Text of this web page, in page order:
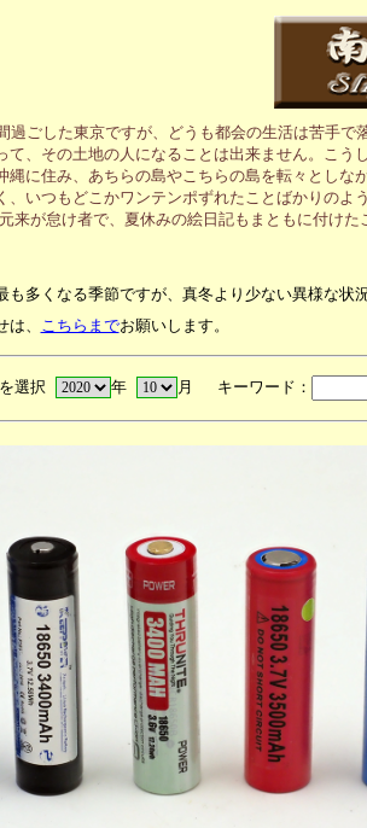
過ごした東京ですが、どうも都会の生活は苦手
て、その土地の人になることは出来ません。こう
縄に住み、あちらの島やこちらの島を転々とし
、いつもどこかワンテンポずれたことばかりの
来が怠け者で、夏休みの絵日記もまともに付け
も多くなる季節ですが、真冬より少ない異様な状
、
こちらまでお願いします。
選択 年 月 キーワード：